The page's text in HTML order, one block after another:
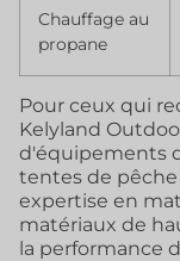
Chauffage au
propane
Pour ceux qui
Kelyland
d'équipements
tentes de pêche
expertise en
matériaux de
la performance